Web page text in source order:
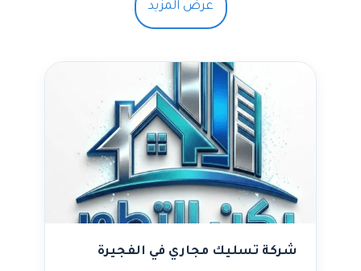
عرض المزيد
شركة تسليك مجاري في الفجيرة